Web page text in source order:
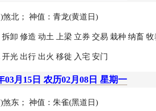
煞北； 神值：青龙(黄道日)
卸 修造 动土 上梁 立券 交易 栽种 纳畜 牧
光 出行 出火 移徙 入宅 安门
03月15日 农历02月08日 星期一
煞东； 神值：朱雀(黑道日)